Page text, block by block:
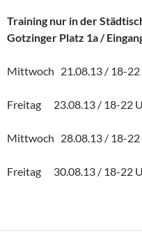
Training nur in der
Gotzinger Platz 1a /
Mittwoch 21.08.13 / 18-
Freitag 23.08.13 / 18-22
Mittwoch 28.08.13 / 18-
Freitag 30.08.13 / 18-22